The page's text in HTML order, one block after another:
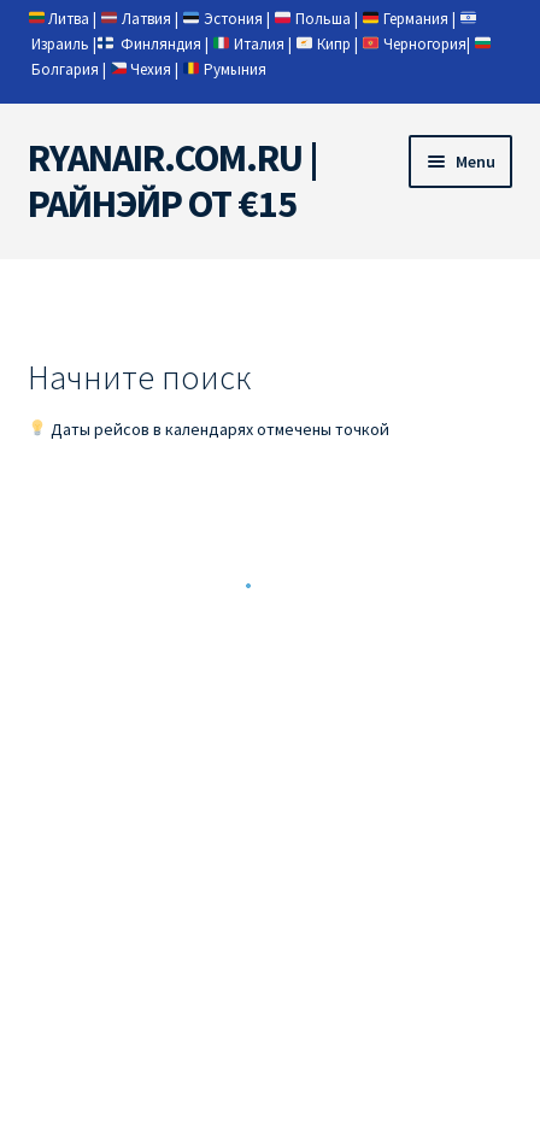
Литва | Латвия | Эстония | Польша | Германия |
Израиль | Финляндия | Италия | Кипр | Черногория|
Болгария | Чехия | Румыния
Skip
to
navigation
Skip
to
content
RYANAIR.COM.RU |
РАЙНЭЙР ОТ €15
Menu
RYANAIR PL ОТ € 9
Начните поиск
Даты рейсов в календарях отмечены точкой